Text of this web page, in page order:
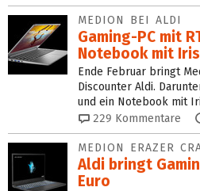
MEDION BEI ALDI
Gaming-PC mit
Notebook mit
Ende Februar bringt
Discounter Aldi.
und ein Notebook mit
229 Kommentare
MEDION ERAZER
Aldi bringt
Euro